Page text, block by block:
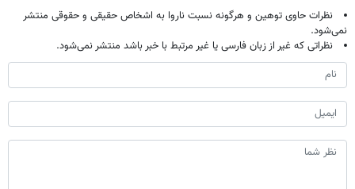
نظرات حاوی توهین و هرگونه نسبت ناروا به اشخاص حقیقی و حقوقی منتشر
نمی‌شود.
نظراتی که غیر از زبان فارسی یا غیر مرتبط با خبر باشد منتشر نمی‌شود.